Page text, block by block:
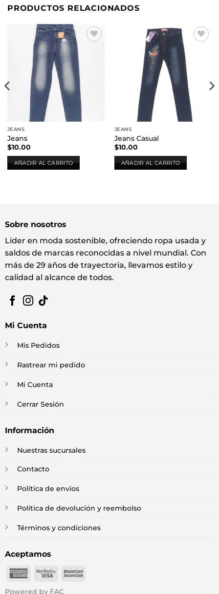
PRODUCTOS RELACIONADOS
deseos
JEANS
Jeans
$10.00
AÑADIR AL CARRITO
deseos
JEANS
Jeans Casual
$10.00
AÑADIR AL CARRITO
Sobre nosotros
Líder en moda sostenible, ofreciendo ropa usada y
saldos de marcas reconocidas a nivel mundial. Con
más de 29 años de trayectoria, llevamos estilo y
calidad al alcance de todos.
Mi Cuenta
Mis Pedidos
Rastrear mi pedido
Mi Cuenta
Cerrar Sesión
Información
Nuestras sucursales
Contacto
Política de envíos
Política de devolución y reembolso
Términos y condiciones
Aceptamos
American
Visa
MasterCard
Powered by FAC